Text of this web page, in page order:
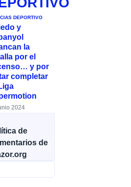
DEPORTIVO
y
la
por el
y por
completar
2024
de
de